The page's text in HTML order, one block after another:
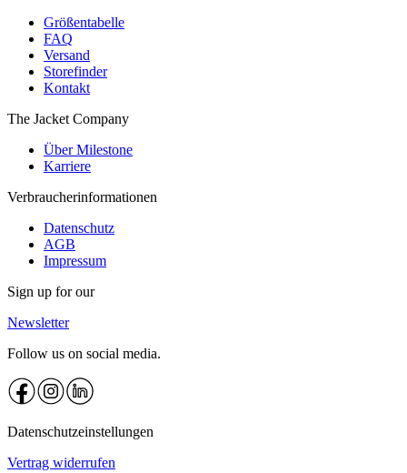
Größentabelle
FAQ
Versand
Storefinder
Kontakt
The Jacket Company
Über Milestone
Karriere
Verbraucherinformationen
Datenschutz
AGB
Impressum
Sign up for our
Newsletter
Follow us on social media.
Datenschutzeinstellungen
Vertrag widerrufen